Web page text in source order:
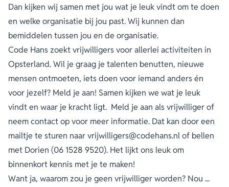
Dan kijken wij samen met jou wat je leuk vindt om te doen
en welke organisatie bij jou past. Wij kunnen dan
bemiddelen tussen jou en de organisatie.
Code Hans zoekt vrijwilligers voor allerlei activiteiten in
Opsterland. Wil je graag je talenten benutten, nieuwe
mensen ontmoeten, iets doen voor iemand anders én
voor jezelf? Meld je aan! Samen kijken we wat je leuk
vindt en waar je kracht ligt. Meld je aan als vrijwilliger of
neem contact op voor meer informatie. Dat kan door een
mailtje te sturen naar vrijwilligers@codehans.nl of bellen
met Dorien (06 1528 9520). Het lijkt ons leuk om
binnenkort kennis met je te maken!
Want ja, waarom zou je geen vrijwilliger worden? Nou ...